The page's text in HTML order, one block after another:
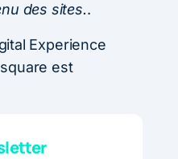
des sites..
Experience
est